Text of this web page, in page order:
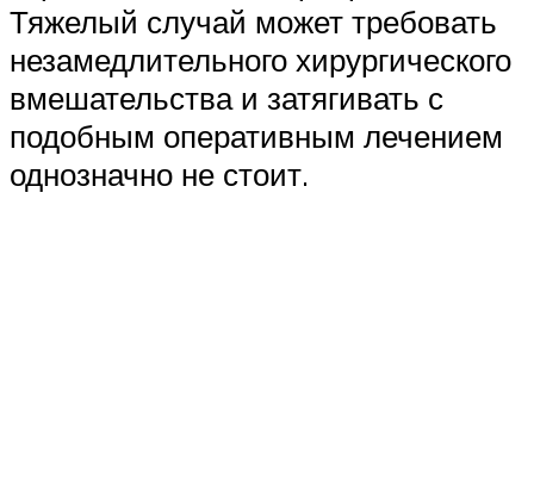
Тяжелый случай может требовать
незамедлительного хирургического
вмешательства и затягивать с
подобным оперативным лечением
однозначно не стоит.